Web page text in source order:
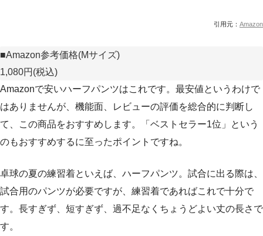
引用元： Amazon
■Amazon参考価格(Mサイズ)
1,080円(税込)
Amazonで安いハーフパンツはこれです。最安値というわけで
はありませんが、機能面、レビューの評価を総合的に判断し
て、この商品をおすすめします。「ベストセラー1位」という
のもおすすめするに至ったポイントですね。
卓球の夏の練習着といえば、ハーフパンツ。試合に出る際は、
試合用のパンツが必要ですが、練習着であればこれで十分で
す。長すぎず、短すぎず、過不足なくちょうどよい丈の長さで
す。